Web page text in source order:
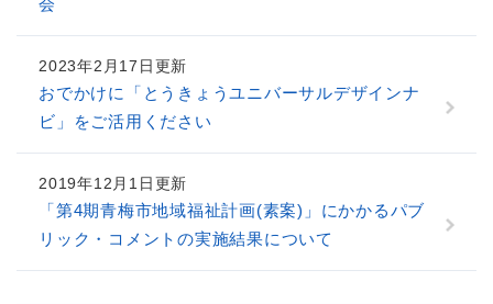
2023年2月17日更新
おでかけに「とうきょうユニバーサルデザインナ
ビ」をご活用ください
2019年12月1日更新
「第4期青梅市地域福祉計画(素案)」にかかるパブ
リック・コメントの実施結果について